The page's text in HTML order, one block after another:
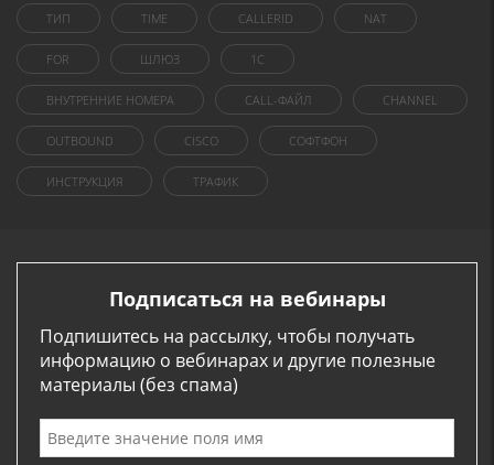
ТИП TIME CALLERID NAT
FOR ШЛЮЗ 1C
ВНУТРЕННИЕ НОМЕРА CALL-ФАЙЛ CHANNEL
OUTBOUND CISCO СОФТФОН
ИНСТРУКЦИЯ ТРАФИК
Подписаться на вебинары
Подпишитесь на рассылку, чтобы получать
информацию о вебинарах и другие полезные
материалы (без спама)